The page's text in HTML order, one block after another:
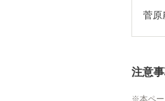
菅原
注意
本ペ